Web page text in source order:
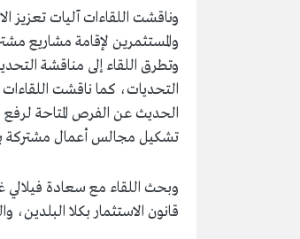
وناقشت اللقاءات آليات تعزيز
والمستثمرين لإقامة مشاريع
وتطرق اللقاء إلى مناقشة
التحديات، كما ناقشت
الحديث عن الفرص المتاحة
تشكيل مجالس أعمال مشتركة
وبحث اللقاء مع سعادة فيلالي
قانون الاستثمار بكلا